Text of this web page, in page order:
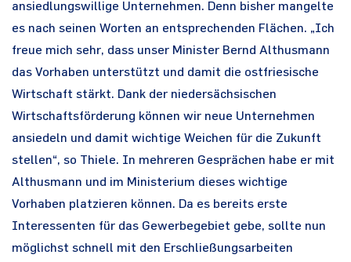
ansiedlungswillige Unternehmen. Denn bisher mangelte
es nach seinen Worten an entsprechenden Flächen. „Ich
freue mich sehr, dass unser Minister Bernd Althusmann
das Vorhaben unterstützt und damit die ostfriesische
Wirtschaft stärkt. Dank der niedersächsischen
Wirtschaftsförderung können wir neue Unternehmen
ansiedeln und damit wichtige Weichen für die Zukunft
stellen“, so Thiele. In mehreren Gesprächen habe er mit
Althusmann und im Ministerium dieses wichtige
Vorhaben platzieren können. Da es bereits erste
Interessenten für das Gewerbegebiet gebe, sollte nun
möglichst schnell mit den Erschließungsarbeiten